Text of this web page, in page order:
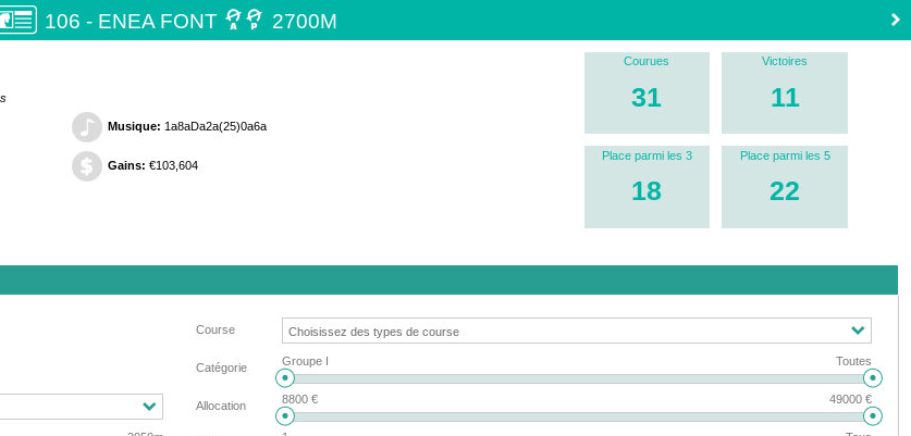
106 - ENEA FONT  2700M
Musique: 1a8aDa2a(25)0a6a
Gains: €103,604
Courues
31
Victoires
11
Place parmi les 3
18
Place parmi les 5
22
Course
Catégorie Groupe I Toutes
Allocation 8800 € 49000 €